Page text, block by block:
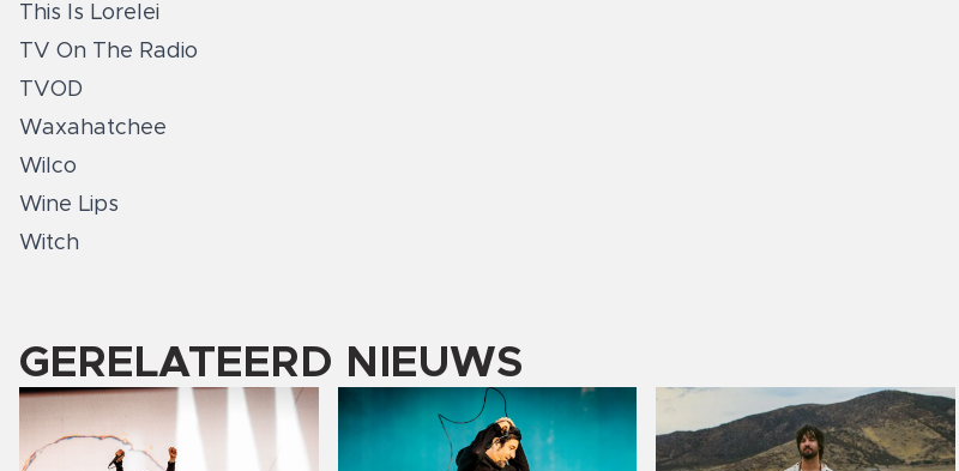
This Is Lorelei
TV On The Radio
TVOD
Waxahatchee
Wilco
Wine Lips
Witch
GERELATEERD NIEUWS